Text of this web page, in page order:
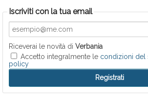
Iscriviti con la tua email
Riceverai le novità di Verbania
Accetto integralmente le condizioni del
policy